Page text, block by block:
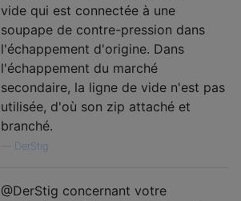
vide qui est connectée à une
soupape de contre-pression dans
l'échappement d'origine. Dans
l'échappement du marché
secondaire, la ligne de vide n'est pas
utilisée, d'où son zip attaché et
branché.
DerStig
@DerStig concernant votre